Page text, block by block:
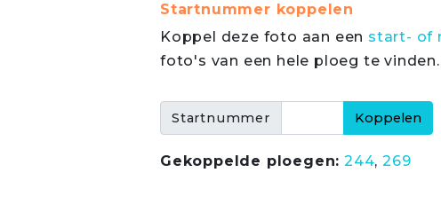
Startnummer koppelen
Koppel deze foto aan een start- of
foto's van een hele ploeg te vinden.
Startnummer
Gekoppelde ploegen: 244,269